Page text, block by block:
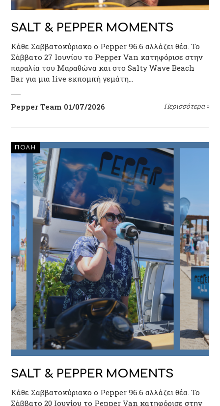
SALT & PEPPER MOMENTS
Κάθε Σαββατοκύριακο ο Pepper 96.6 αλλάζει θέα. Το
Σάββατο 27 Ιουνίου το Pepper Van κατηφόρισε στην
παραλία του Μαραθώνα και στο Salty Wave Beach
Bar για μια live εκπομπή γεμάτη…
Pepper Team 01/07/2026 Περισσότερα »
ΠΟΛΗ
SALT & PEPPER MOMENTS
Κάθε Σαββατοκύριακο ο Pepper 96.6 αλλάζει θέα. Το
Σάββατο 20 Ιουνίου το Pepper Van κατηφόρισε στην